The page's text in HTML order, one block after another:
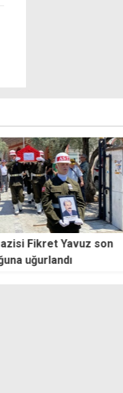
Yavuz son
3 ay